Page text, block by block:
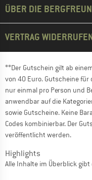
ÜBER DIE
VERTRAG
**Der Gutschein gilt ab
von 40 Euro. Gutscheine
nur einmal pro Person und
anwendbar auf die
sowie Gutscheine. Keine
Codes kombinierbar. Der
veröffentlicht werden.
Highlights
Alle Inhalte im Überblick gibt